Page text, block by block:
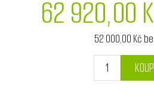
62 920,00
52 000,00 Kč